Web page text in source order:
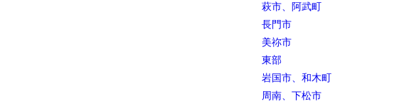
萩市、阿武町
長門市
美祢市
東部
岩国市、和木町
周南、下松市